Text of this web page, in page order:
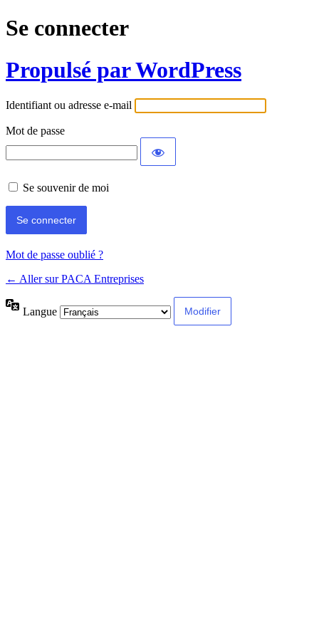
Se connecter
Propulsé par WordPress
Identifiant ou adresse e-mail
Mot de passe
Se souvenir de moi
Mot de passe oublié ?
← Aller sur PACA Entreprises
Langue